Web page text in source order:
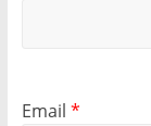
Email *